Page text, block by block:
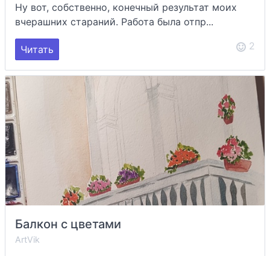
Ну вот, собственно, конечный результат моих
вчерашних стараний. Работа была отпр...
Читать 2
Балкон с цветами
ArtVik